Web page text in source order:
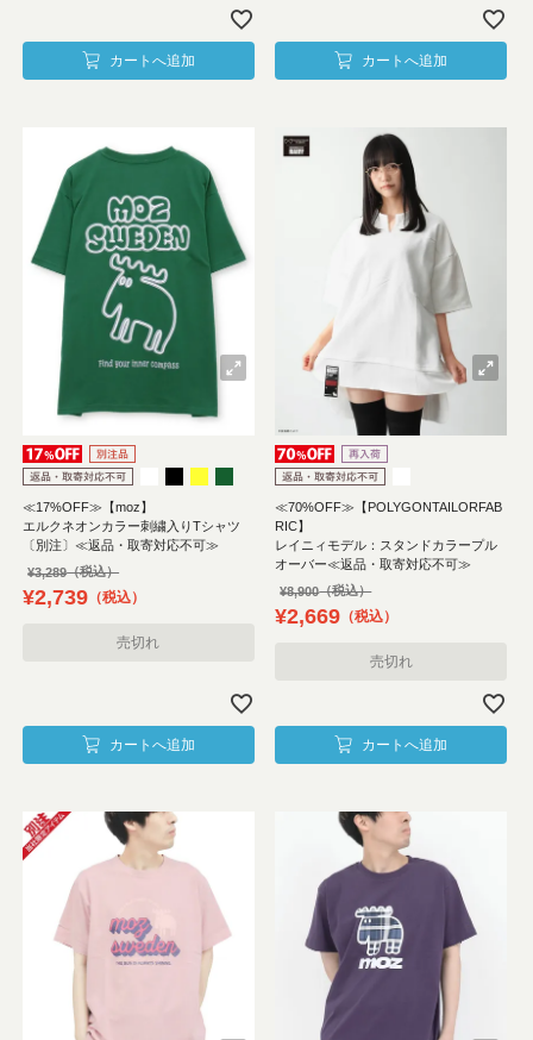
カートへ追加 カートへ追加
≪17%OFF≫【moz】
エルクネオンカラー刺繍入りTシャツ
〔別注〕≪返品・取寄対応不可≫
¥3,289
¥2,739 税込
売切れ
カートへ追加
≪70%OFF≫【POLYGONTAILORFAB
RIC】
レイニィモデル：スタンドカラープル
オーバー≪返品・取寄対応不可≫
¥8,900
¥2,669 税込
売切れ
カートへ追加